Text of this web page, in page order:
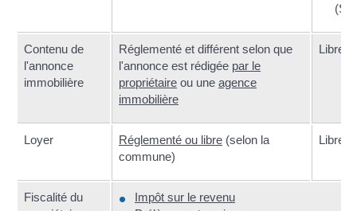
Contenu de
l'annonce
immobilière
Réglementé et différent selon que
l'annonce est rédigée par le
propriétaire ou une agence
immobilière
Libre
Loyer Réglementé ou libre (selon la
commune)
Libre
Fiscalité du
Impôt sur le revenu